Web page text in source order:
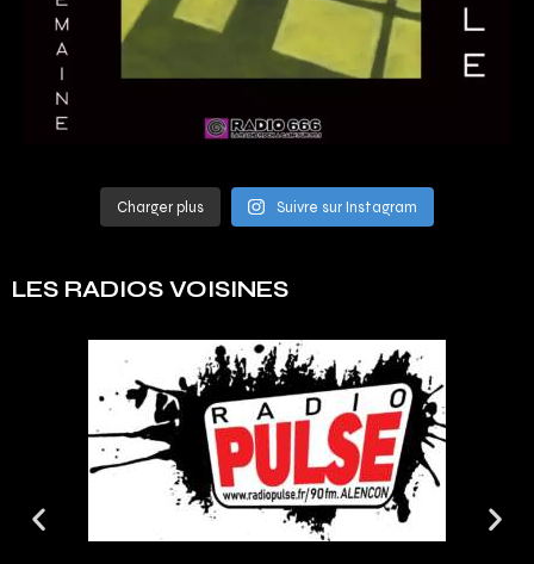
Charger plus Suivre sur Instagram
LES RADIOS VOISINES